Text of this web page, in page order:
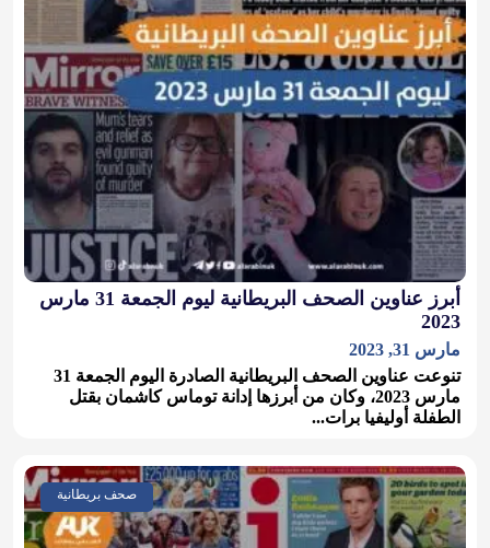
أبرز عناوين الصحف البريطانية ليوم الجمعة 31 مارس
2023
مارس 31, 2023
تنوعت عناوين الصحف البريطانية الصادرة اليوم الجمعة 31
مارس 2023، وكان من أبرزها إدانة توماس كاشمان بقتل
الطفلة أوليفيا برات...
صحف بريطانية